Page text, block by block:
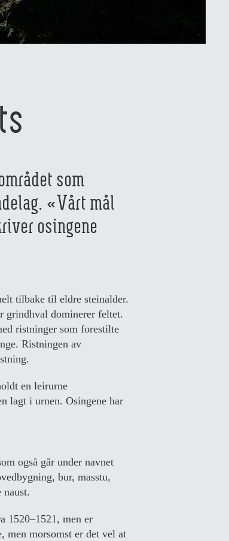
som
«Vårt mål
osingene
tilbake til eldre steinalder.
grindhval dominerer feltet.
ristninger som forestilte
Ristningen av
en leirurne
lagt i urnen. Osingene har
også går under navnet
bur, masstu,
1520–1521, men er
men morsomst er det vel at